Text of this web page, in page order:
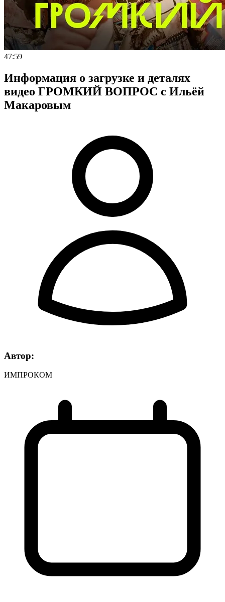
47:59
Информация о загрузке и деталях
видео ГРОМКИЙ ВОПРОС с Ильёй
Макаровым
Автор:
ИМПРОКОМ